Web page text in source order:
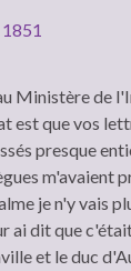
1851
Ministère de
est que vos
presque
m'avaient
je n'y vais
ai dit que
et le duc